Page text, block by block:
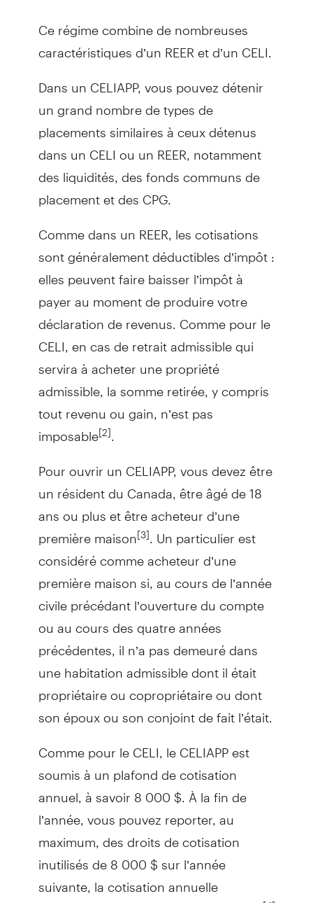
Ce régime combine de nombreuses
caractéristiques d’un REER et d’un CELI.
Dans un CELIAPP, vous pouvez détenir
un grand nombre de types de
placements similaires à ceux détenus
dans un CELI ou un REER, notamment
des liquidités, des fonds communs de
placement et des CPG.
Comme dans un REER, les cotisations
sont généralement déductibles d’impôt :
elles peuvent faire baisser l’impôt à
payer au moment de produire votre
déclaration de revenus. Comme pour le
CELI, en cas de retrait admissible qui
servira à acheter une propriété
admissible, la somme retirée, y compris
tout revenu ou gain, n’est pas
imposable[2]
Pour ouvrir un CELIAPP, vous devez être
un résident du Canada, être âgé de 18
ans ou plus et être acheteur d’une
première maison[3] . Un particulier est
considéré comme acheteur d’une
première maison si, au cours de l’année
civile précédant l’ouverture du compte
ou au cours des quatre années
précédentes, il n’a pas demeuré dans
une habitation admissible dont il était
propriétaire ou copropriétaire ou dont
son époux ou son conjoint de fait l’était.
Comme pour le CELI, le CELIAPP est
soumis à un plafond de cotisation
annuel, à savoir 8 000 $. À la fin de
l’année, vous pouvez reporter, au
maximum, des droits de cotisation
inutilisés de 8 000 $ sur l’année
suivante, la cotisation annuelle